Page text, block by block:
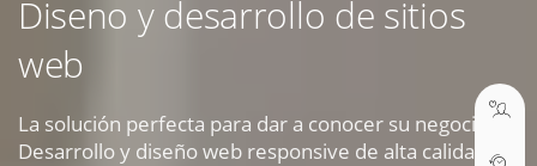
Diseno y desarrollo de sitios
web
La solución perfecta para dar a conocer su negocio.
Desarrollo y diseño web responsive de alta calidad.
09:30 AM A 18:30 PM